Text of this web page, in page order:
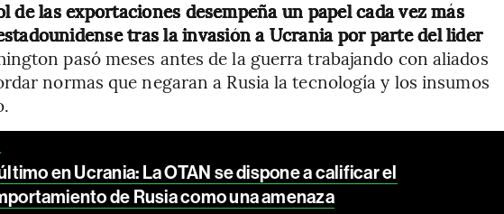
de las exportaciones desempeña un papel cada vez más
tras la invasión a Ucrania por parte del lider
pasó meses antes de la guerra trabajando con aliados
normas que negaran a Rusia la tecnología y los insumos
en Ucrania: La OTAN se dispone a calificar el
de Rusia como una amenaza